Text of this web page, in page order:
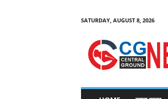
SATURDAY, AUGUST 8, 2026
C